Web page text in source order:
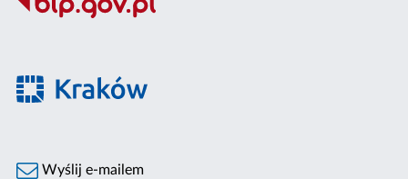
Wyślij e-mailem